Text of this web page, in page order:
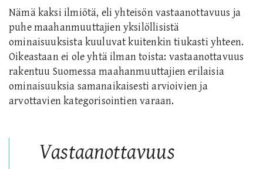
Nämä kaksi ilmiötä, eli yhteisön vastaanottavuus ja
puhe maahanmuuttajien yksilöllisistä
ominaisuuksista kuuluvat kuitenkin tiukasti yhteen.
Oikeastaan ei ole yhtä ilman toista: vastaanottavuus
rakentuu Suomessa maahanmuuttajien erilaisia
ominaisuuksia samanaikaisesti arvioivien ja
arvottavien kategorisointien varaan.
Vastaanottavuus